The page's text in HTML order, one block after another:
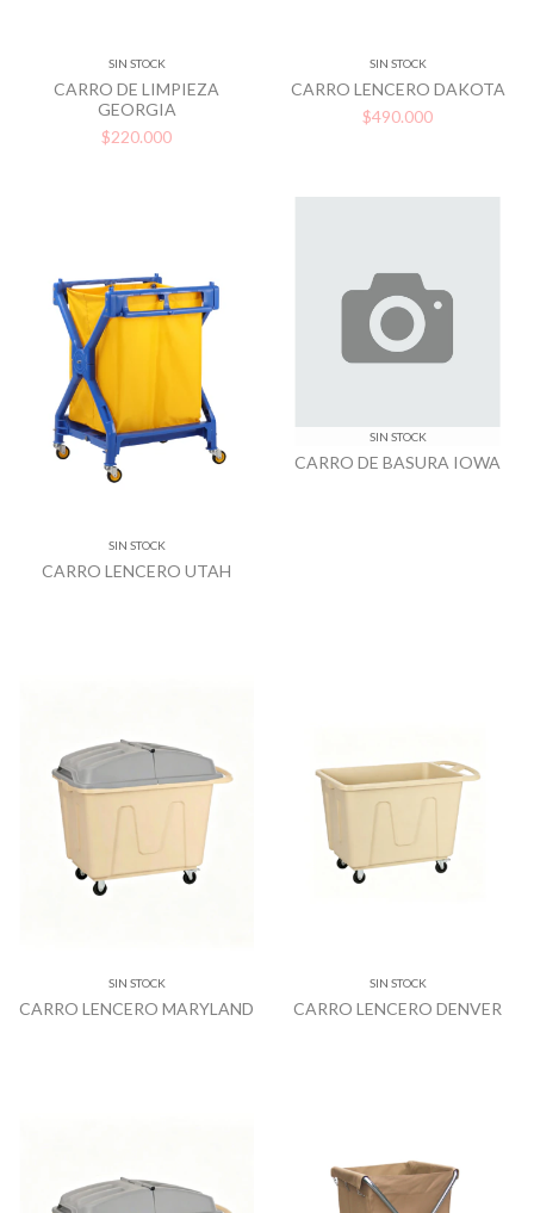
SIN STOCK
CARRO DE LIMPIEZA
GEORGIA
$220.000
SIN STOCK
CARRO LENCERO DAKOTA
$490.000
SIN STOCK
CARRO LENCERO UTAH
SIN STOCK
CARRO DE BASURA IOWA
SIN STOCK
CARRO LENCERO MARYLAND
SIN STOCK
CARRO LENCERO DENVER